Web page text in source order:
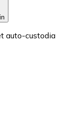
auto-custodia